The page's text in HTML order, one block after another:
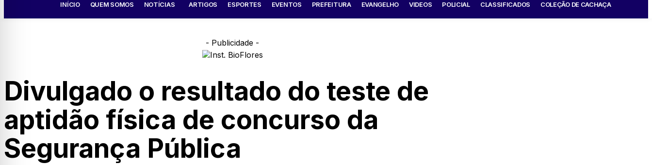
INÍCIO QUEM SOMOS NOTÍCIAS ARTIGOS ESPORTES EVENTOS PREFEITURA EVANGELHO VIDEOS POLICIAL CLASSIFICADOS COLEÇÃO DE CACHAÇA
- Publicidade -
Divulgado o resultado do teste de
aptidão física de concurso da
Segurança Pública